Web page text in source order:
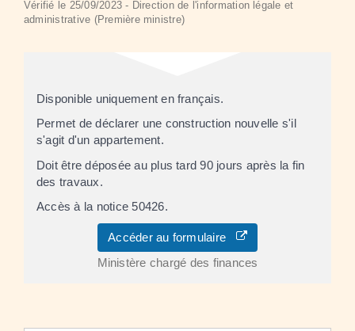
Vérifié le 25/09/2023 - Direction de l'information légale et
administrative (Première ministre)
Disponible uniquement en français.
Permet de déclarer une construction nouvelle s'il
s'agit d'un appartement.
Doit être déposée au plus tard 90 jours après la fin
des travaux.
Accès à la notice 50426.
Accéder au formulaire
Ministère chargé des finances